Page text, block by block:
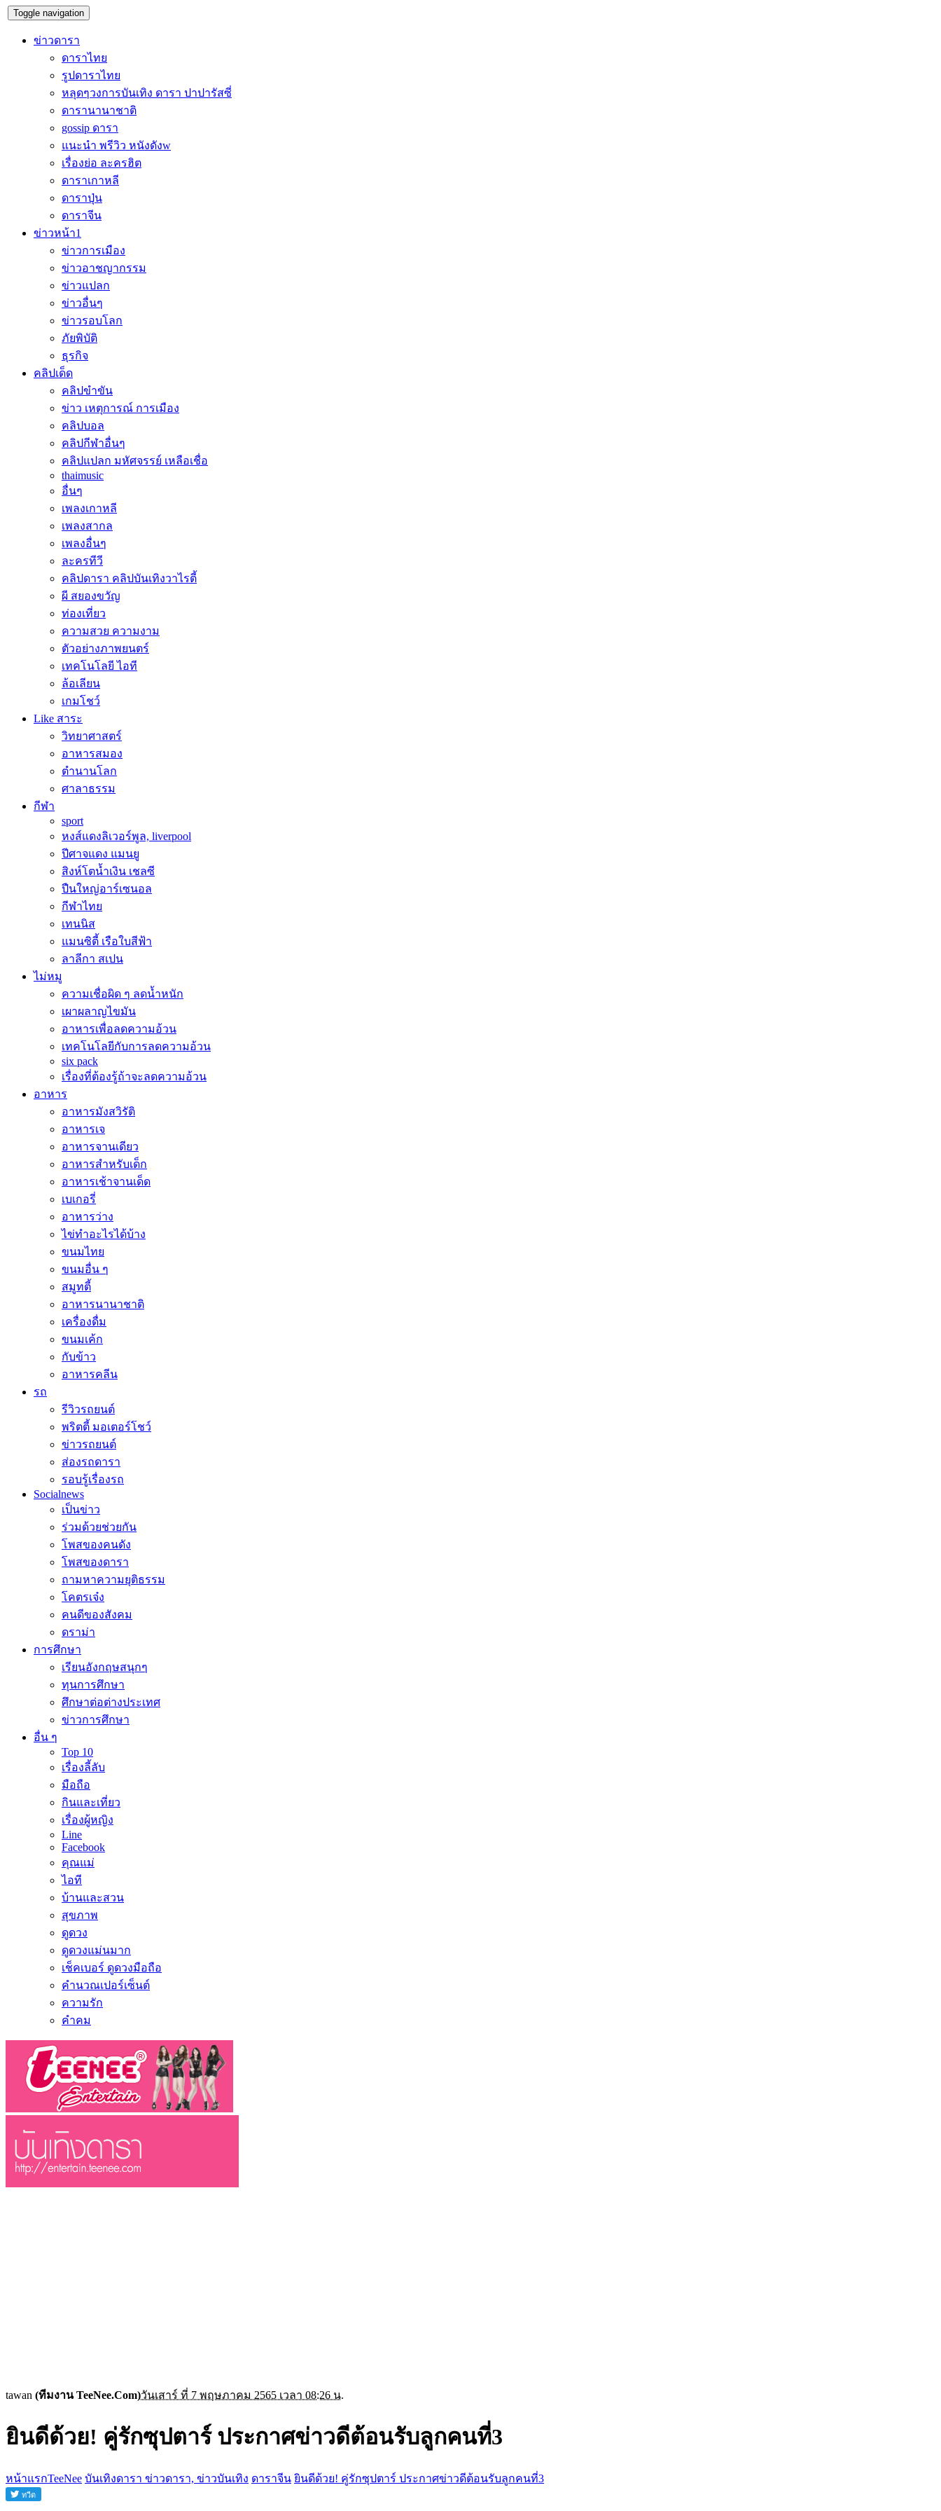
Toggle navigation
ข่าวดารา
ดาราไทย
รูปดาราไทย
หลุดๆวงการบันเทิง ดารา ปาปารัสซี่
ดารานานาชาติ
gossip ดารา
แนะนำ พรีวิว หนังดังw
เรื่องย่อ ละครฮิต
ดาราเกาหลี
ดาราปุ่น
ดาราจีน
ข่าวหน้า1
ข่าวการเมือง
ข่าวอาชญากรรม
ข่าวแปลก
ข่าวอื่นๆ
ข่าวรอบโลก
ภัยพิบัติ
ธุรกิจ
คลิปเด็ด
คลิปขำขัน
ข่าว เหตุการณ์ การเมือง
คลิปบอล
คลิปกีฬาอื่นๆ
คลิปแปลก มหัศจรรย์ เหลือเชื่อ
thaimusic
อื่นๆ
เพลงเกาหลี
เพลงสากล
เพลงอื่นๆ
ละครทีวี
คลิปดารา คลิปบันเทิงวาไรตี้
ผี สยองขวัญ
ท่องเที่ยว
ความสวย ความงาม
ตัวอย่างภาพยนตร์
เทคโนโลยี ไอที
ล้อเลียน
เกมโชว์
Like สาระ
วิทยาศาสตร์
อาหารสมอง
ตำนานโลก
ศาลาธรรม
กีฬา
sport
หงส์แดงลิเวอร์พูล, liverpool
ปีศาจแดง แมนยู
สิงห์โตน้ำเงิน เชลซี
ปืนใหญ่อาร์เซนอล
กีฬาไทย
เทนนิส
แมนซิตี้ เรือใบสีฟ้า
ลาลีกา สเปน
ไม่หมู
ความเชื่อผิด ๆ ลดน้ำหนัก
เผาผลาญไขมัน
อาหารเพื่อลดความอ้วน
เทคโนโลยีกับการลดความอ้วน
six pack
เรื่องที่ต้องรู้ถ้าจะลดความอ้วน
อาหาร
อาหารมังสวิรัติ
อาหารเจ
อาหารจานเดียว
อาหารสำหรับเด็ก
อาหารเช้าจานเด็ด
เบเกอรี่
อาหารว่าง
ไข่ทำอะไรได้บ้าง
ขนมไทย
ขนมอื่น ๆ
สมูทตี้
อาหารนานาชาติ
เครื่องดื่ม
ขนมเค้ก
กับข้าว
อาหารคลีน
รถ
รีวิวรถยนต์
พริตตี้ มอเตอร์โชว์
ข่าวรถยนต์
ส่องรถดารา
รอบรู้เรื่องรถ
Socialnews
เป็นข่าว
ร่วมด้วยช่วยกัน
โพสของคนดัง
โพสของดารา
ถามหาความยุติธรรม
โคตรเจ๋ง
คนดีของสังคม
ดราม่า
การศึกษา
เรียนอังกฤษสนุกๆ
ทุนการศึกษา
ศึกษาต่อต่างประเทศ
ข่าวการศึกษา
อื่น ๆ
Top 10
เรื่องลี้ลับ
มือถือ
กินและเที่ยว
เรื่องผู้หญิง
Line
Facebook
คุณแม่
ไอที
บ้านและสวน
สุขภาพ
ดูดวง
ดูดวงแม่นมาก
เช็คเบอร์ ดูดวงมือถือ
คำนวณเปอร์เซ็นต์
ความรัก
คำคม
tawan (ทีมงาน TeeNee.Com)วันเสาร์ ที่ 7 พฤษภาคม 2565 เวลา 08:26 น.
ยินดีด้วย! คู่รักซุปตาร์ ประกาศข่าวดีต้อนรับลูกคนที่3
หน้าแรกTeeNee บันเทิงดารา ข่าวดารา, ข่าวบันเทิง ดาราจีน ยินดีด้วย! คู่รักซุปตาร์ ประกาศข่าวดีต้อนรับลูกคนที่3